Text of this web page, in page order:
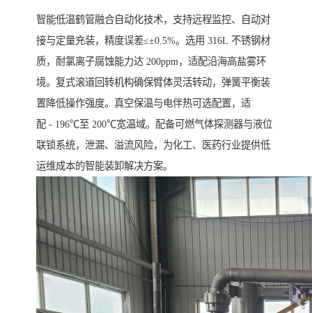
智能低温鹤管融合自动化技术，支持远程监控、自动对
接与定量充装，精度误差≤±0.5%。选用 316L 不锈钢材
质，耐氯离子腐蚀能力达 200ppm，适配沿海高盐雾环
境。复式滚道回转机构确保臂体灵活转动，弹簧平衡装
置降低操作强度。真空保温与电伴热可选配置，适
配 - 196℃至 200℃宽温域。配备可燃气体探测器与液位
联锁系统，泄漏、溢流风险，为化工、医药行业提供低
运维成本的智能装卸解决方案。